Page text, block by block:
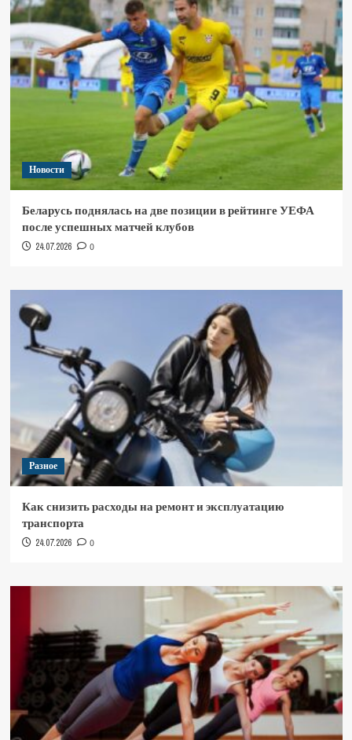
Новости
Беларусь поднялась на две позиции в рейтинге УЕФА
после успешных матчей клубов
24.07.2026 0
Разное
Как снизить расходы на ремонт и эксплуатацию
транспорта
24.07.2026 0